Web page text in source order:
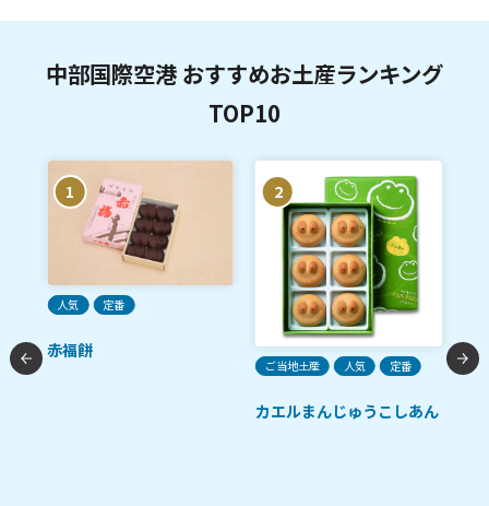
中部国際空港 おすすめお土産ランキング
TOP10
1
人気 定番
赤福餅
2
ご当地土産 人気 定番
カエルまんじゅうこしあん
ガ